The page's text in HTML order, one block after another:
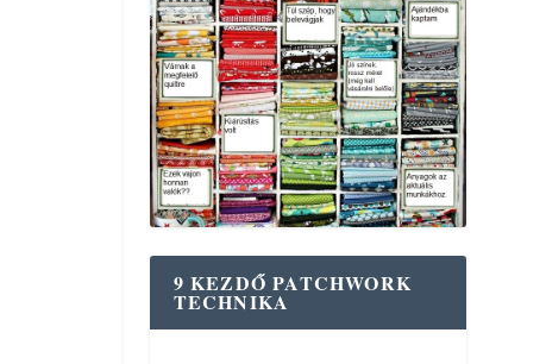
9 KEZDŐ PATCHWORK
TECHNIKA